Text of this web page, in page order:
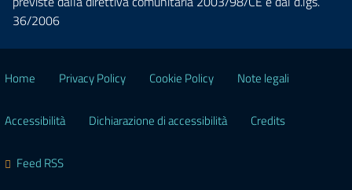
36/2006
Home Privacy Policy Cookie Policy Note legali
Accessibilità Dichiarazione di accessibilità Credits
Feed RSS